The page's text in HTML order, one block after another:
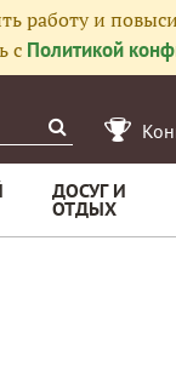
работу и
с Политикой
ДОСУГ И
ОТДЫХ